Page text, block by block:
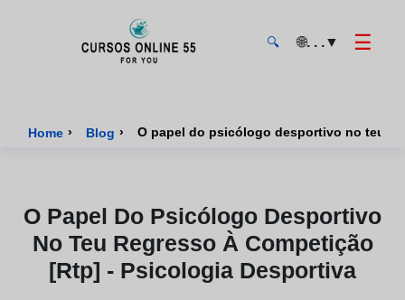
🔍 🌐. . .▼ ☰
Home › Blog › O papel do psicólogo desportivo no teu
O Papel Do Psicólogo Desportivo
No Teu Regresso À Competição
[rtp] - Psicologia Desportiva